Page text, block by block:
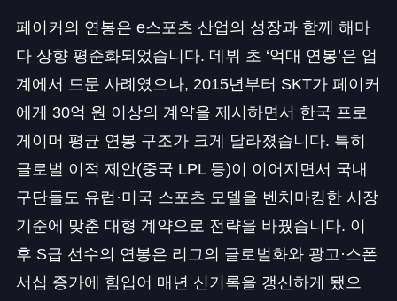
페이커의 연봉은 e스포츠 산업의 성장과 함께 해마
다 상향 평준화되었습니다. 데뷔 초 ‘억대 연봉’은 업
계에서 드문 사례였으나, 2015년부터 SKT가 페이커
에게 30억 원 이상의 계약을 제시하면서 한국 프로
게이머 평균 연봉 구조가 크게 달라졌습니다. 특히
글로벌 이적 제안(중국 LPL 등)이 이어지면서 국내
구단들도 유럽·미국 스포츠 모델을 벤치마킹한 시장
기준에 맞춘 대형 계약으로 전략을 바꿨습니다. 이
후 S급 선수의 연봉은 리그의 글로벌화와 광고·스폰
서십 증가에 힘입어 매년 신기록을 갱신하게 됐으